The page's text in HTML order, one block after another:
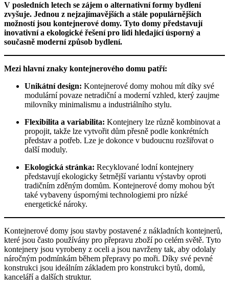
V posledních letech se zájem o alternativní formy bydlení
zvyšuje. Jednou z nejzajímavějších a stále populárnějších
možností jsou kontejnerové domy. Tyto domy představují
inovativní a ekologické řešení pro lidi hledající úsporný a
současně moderní způsob bydlení.
Mezi hlavní znaky kontejnerového domu patří:
Unikátní design: Kontejnerové domy mohou mít díky své
modulární povaze netradiční a moderní vzhled, který zaujme
milovníky minimalismu a industriálního stylu.
Flexibilita a variabilita: Kontejnery lze různě kombinovat a
propojit, takže lze vytvořit dům přesně podle konkrétních
představ a potřeb. Lze je dokonce v budoucnu rozšiřovat o
další moduly.
Ekologická stránka: Recyklované lodní kontejnery
představují ekologicky šetrnější variantu výstavby oproti
tradičním zděným domům. Kontejnerové domy mohou být
také vybaveny úspornými technologiemi pro nízké
energetické nároky.
Kontejnerové domy jsou stavby postavené z nákladních kontejnerů,
které jsou často používány pro přepravu zboží po celém světě. Tyto
kontejnery jsou vyrobeny z oceli a jsou navrženy tak, aby odolaly
náročným podmínkám během přepravy po moři. Díky své pevné
konstrukci jsou ideálním základem pro konstrukci bytů, domů,
kanceláří a dalších struktur.